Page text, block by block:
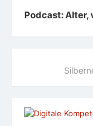
Podcast: Alter,